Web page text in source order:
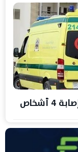
أغلبهم يحملون الجنسية الأردنية.. إصابة 4 أشخاص